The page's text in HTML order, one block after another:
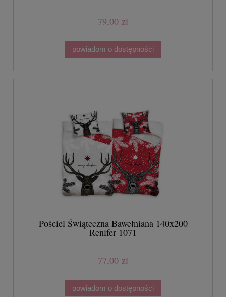
79,00 zł
powiadom o dostępności
Pościel Świąteczna Bawełniana 140x200
Renifer 1071
77,00 zł
powiadom o dostępności